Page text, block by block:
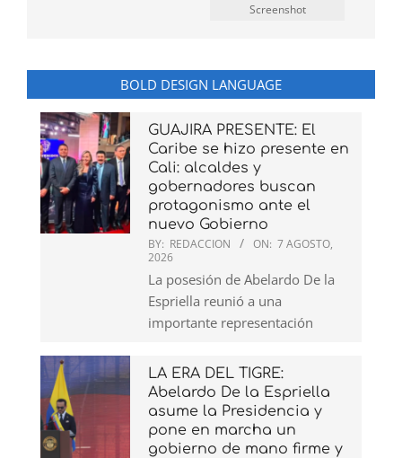
Screenshot
BOLD DESIGN LANGUAGE
GUAJIRA PRESENTE: El
Caribe se hizo presente en
Cali: alcaldes y
gobernadores buscan
protagonismo ante el
nuevo Gobierno
BY: REDACCION ON: 7 AGOSTO,
2026
La posesión de Abelardo De la
Espriella reunió a una
importante representación
LA ERA DEL TIGRE:
Abelardo De la Espriella
asume la Presidencia y
pone en marcha un
gobierno de mano firme y